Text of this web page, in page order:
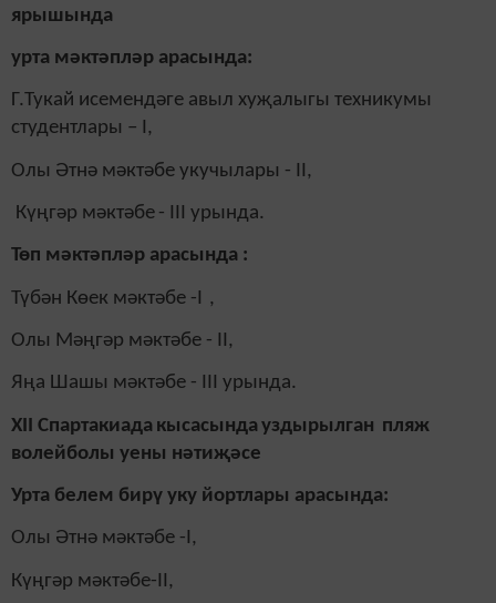
ярышында
урта мәктәпләр арасында:
Г.Тукай исемендәге авыл хуҗалыгы техникумы
студентлары – I,
Олы Әтнә мәктәбе укучылары - II,
Күңгәр мәктәбе - III урында.
Төп мәктәпләр арасында :
Түбән Көек мәктәбе - ,
Олы Мәңгәр мәктәбе - II,
Яңа Шашы мәктәбе - III урында.
XII Спартакиада кысасында уздырылган пляж
волейболы уены нәтиҗәсе
Урта белем бирү уку йортлары арасында:
Олы Әтнә мәктәбе -I,
Күңгәр мәктәбе-II,